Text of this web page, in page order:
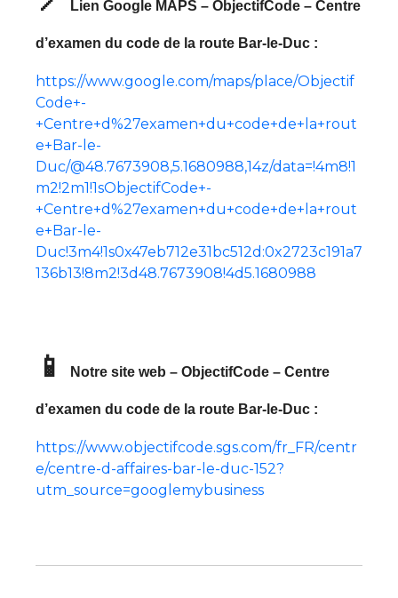
Lien Google MAPS – ObjectifCode – Centre
d’examen du code de la route Bar-le-Duc :
https://www.google.com/maps/place/Objectif
Code+-
+Centre+d%27examen+du+code+de+la+rout
e+Bar-le-
Duc/@48.7673908,5.1680988,14z/data=!4m8!1
m2!2m1!1sObjectifCode+-
+Centre+d%27examen+du+code+de+la+rout
e+Bar-le-
Duc!3m4!1s0x47eb712e31bc512d:0x2723c191a7
136b13!8m2!3d48.7673908!4d5.1680988
📱 Notre site web – ObjectifCode – Centre
d’examen du code de la route Bar-le-Duc :
https://www.objectifcode.sgs.com/fr_FR/centr
e/centre-d-affaires-bar-le-duc-152?
utm_source=googlemybusiness